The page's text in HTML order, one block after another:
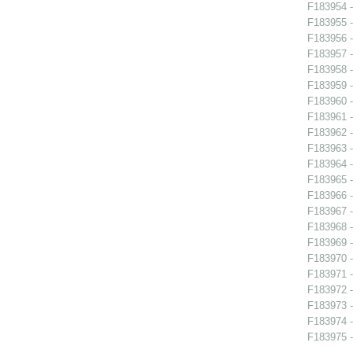
F183954
F183955
F183956
F183957
F183958
F183959
F183960
F183961
F183962
F183963
F183964
F183965
F183966
F183967
F183968
F183969
F183970
F183971
F183972
F183973
F183974
F183975